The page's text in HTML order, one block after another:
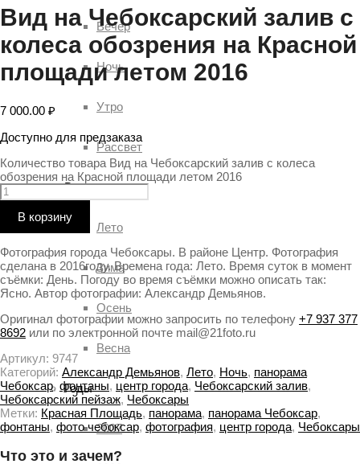
Вечер
Ночь
Утро
Рассвет
Времена года
Лето
Зима
Осень
Весна
Годы
2007
Вид на Чебоксарский залив с
колеса обозрения на Красной
площади летом 2016
7 000.00 ₽
Доступно для предзаказа
Количество товара Вид на Чебоксарский залив с колеса
обозрения на Красной площади летом 2016
В корзину
Фотография города Чебоксары. В районе Центр. Фотография
сделана в 2016году. Времена года: Лето. Время суток в момент
съёмки: День. Погоду во время съёмки можно описать так:
Ясно. Автор фотографии: Александр Демьянов.
Оригинал фотографии можно запросить по телефону +7 937 377
8692 или по электронной почте mail@21foto.ru
Артикул: 9747
Категорий: Александр Демьянов, Лето, Ночь, панорама
Чебоксар, фонтаны, центр города, Чебоксарский залив,
Чебоксарский пейзаж, Чебоксары
Метки: Красная Площадь, панорама, панорама Чебоксар,
фонтаны, фото чебоксар, фотография, центр города, Чебоксары
Что это и зачем?